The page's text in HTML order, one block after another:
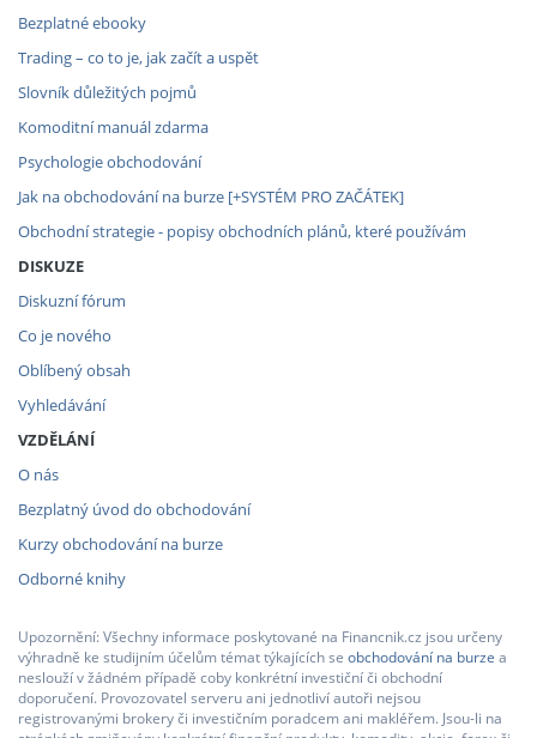
Bezplatné ebooky
Trading – co to je, jak začít a uspět
Slovník důležitých pojmů
Komoditní manuál zdarma
Psychologie obchodování
Jak na obchodování na burze [+SYSTÉM PRO ZAČÁTEK]
Obchodní strategie - popisy obchodních plánů, které používám
DISKUZE
Diskuzní fórum
Co je nového
Oblíbený obsah
Vyhledávání
VZDĚLÁNÍ
O nás
Bezplatný úvod do obchodování
Kurzy obchodování na burze
Odborné knihy
Upozornění: Všechny informace poskytované na Financnik.cz jsou určeny
výhradně ke studijním účelům témat týkajících se obchodování na burze a
neslouží v žádném případě coby konkrétní investiční či obchodní
doporučení. Provozovatel serveru ani jednotliví autoři nejsou
registrovanými brokery či investičním poradcem ani makléřem. Jsou-li na